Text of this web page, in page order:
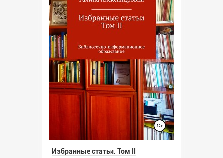
Избранные статьи. Том II